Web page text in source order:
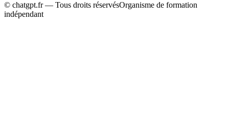
© chatgpt.fr — Tous droits réservésOrganisme de formation
indépendant